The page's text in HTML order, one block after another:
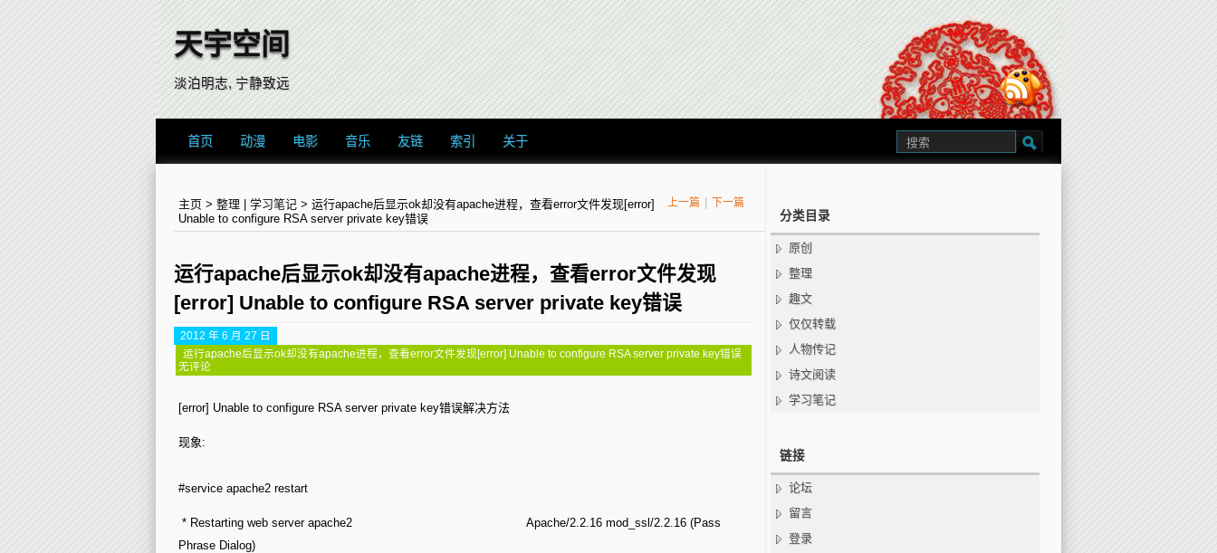
天宇空间
淡泊明志, 宁静致远
首页 动漫 电影 音乐 友链 索引 关于
主页 > 整理 学习笔记 > 运行apache后显示ok却没有apache进程，查看error文件发现[error]
Unable to configure RSA server private key错误
上一篇 下一篇
运行apache后显示ok却没有apache进程，查看error文件发现
[error] Unable to configure RSA server private key错误
2012 年 6 月 27 日
运行apache后显示ok却没有apache进程，查看error文件发现[error] Unable to configure RSA server private key错误
无评论
[error] Unable to configure RSA server private key错误解决方法
现象:
#service apache2 restart
* Restarting web server apache2 Apache/2.2.16 mod_ssl/2.2.16 (Pass
Phrase Dialog)
分类目录
原创
整理
趣文
仅仅转载
人物传记
诗文阅读
学习笔记
链接
论坛
留言
登录